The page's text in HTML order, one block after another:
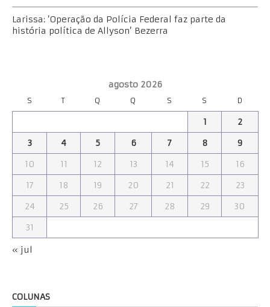
Larissa: ‘Operação da Polícia Federal faz parte da
história política de Allyson’ Bezerra
agosto 2026
S T Q Q S S D
1
2
3
4 5 6 7 8
9
10
11 12 13 14 15
16
17
18 19 20 21 22
23
24
25 26 27 28 29
30
31
« jul
COLUNAS